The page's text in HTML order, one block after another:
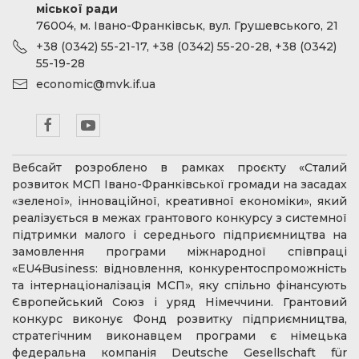
міської ради
76004, м. Івано-Франківськ, вул. Грушевського, 21
+38 (0342) 55-21-17, +38 (0342) 55-20-28, +38 (0342)
55-19-28
economic@mvk.if.ua
Вебсайт розроблено в рамках проєкту «Сталий
розвиток МСП Івано-Франківської громади на засадах
«зеленої», інноваційної, креативної економіки», який
реалізується в межах грантового конкурсу з системної
підтримки малого і середнього підприємництва на
замовлення програми міжнародної співпраці
«EU4Business: відновлення, конкурентоспроможність
та інтернаціоналізація МСП», яку спільно фінансують
Європейський Союз і уряд Німеччини. Грантовий
конкурс виконує Фонд розвитку підприємництва,
стратегічним виконавцем програми є німецька
федеральна компанія Deutsche Gesellschaft für